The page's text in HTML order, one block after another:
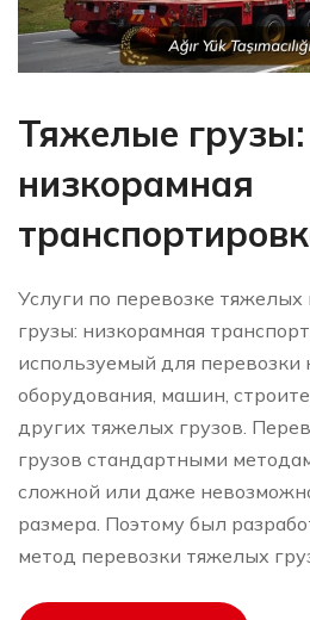
Тяжелые грузы:
низкорамная
Услуги по перевозке
грузы: низкорамная
используемый для перевозки
оборудования, машин,
других тяжелых грузов.
грузов стандартными
сложной или даже
размера. Поэтому был
метод перевозки тяжелых